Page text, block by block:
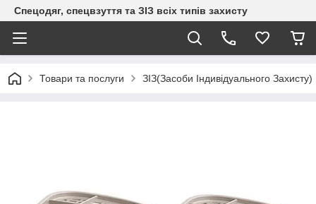
Спецодяг, спецвзуття та ЗІЗ всіх типів захисту
Товари та послуги ЗІЗ(Засоби Індивідуального Захисту)